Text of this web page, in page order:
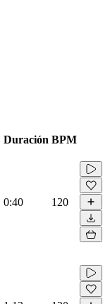
Duración BPM
0:40 120